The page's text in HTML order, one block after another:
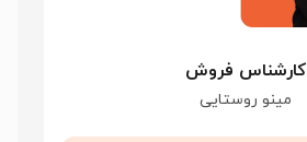
کارشناس فروش
مینو روستایی